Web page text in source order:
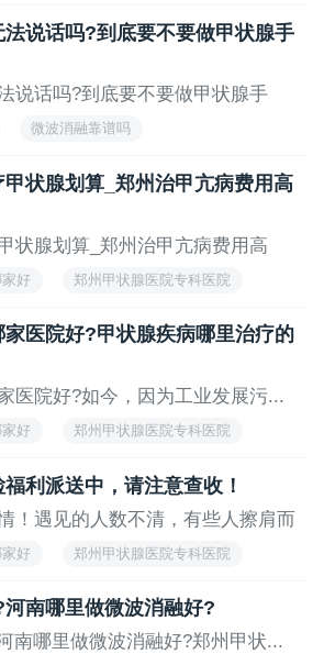
解决病情。
下一页
说话吗?到底要不要做甲状腺手
说话吗?到底要不要做甲状腺手
微波消融靠谱吗
么
状腺划算_郑州治甲亢病费用高
状腺划算_郑州治甲亢病费用高
好 郑州甲状腺医院专科医院
医院好?甲状腺疾病哪里治疗的
医院好?如今，因为工业发展污...
好 郑州甲状腺医院专科医院
利派送中，请注意查收！
！遇见的人数不清，有些人擦肩而
好 郑州甲状腺医院专科医院
南哪里做微波消融好?
南哪里做微波消融好?郑州甲状...